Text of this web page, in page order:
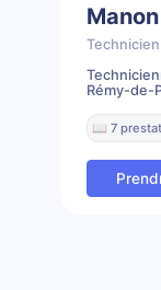
Rémy-de-
📖 7